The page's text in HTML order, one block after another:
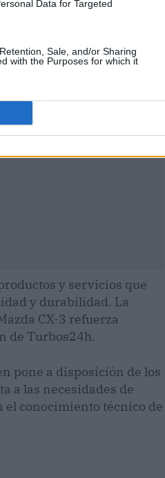
Data for Targeted
Sale, and/or Sharing
with the Purposes for which it
y servicios que
y durabilidad. La
CX-3 refuerza
de Turbos24h.
pone a disposición de los
a las necesidades de
el conocimiento técnico de